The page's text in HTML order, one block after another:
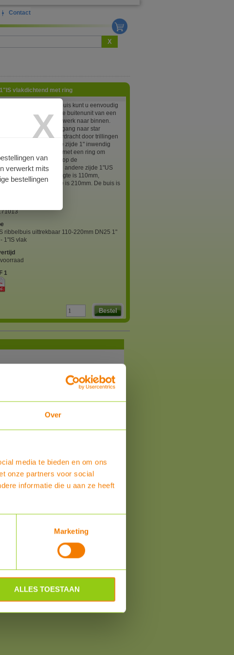
Over
media te bieden en om ons
onze partners voor social
informatie die u aan ze heeft
Marketing
ALLES TOESTAAN
| Contact
X
X
van
verwerkt mits
bestellingen
vlakdichtend met ring
deze uittrekbare RVS buis kunt u eenvoudig
maken tussen de buitenunit van een
en het leidingwerk naar binnen.
aan te raden bij overgang naar star
om geluidsoverdracht door trillingen
Aan de ene zijde 1" inwendig
vlakdichtend met een ring om
aan te sluiten op de
en de andere zijde 1"US
Minimale lengte is 110mm,
uitgetrokken lengte is 210mm. De buis is
ribbelbuis uittrekbaar 110-220mm DN25 1"
1"IS vlak
1
Bestel